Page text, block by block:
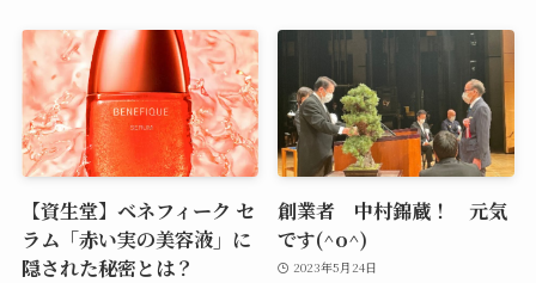
【資生堂】ベネフィーク セ
ラム「赤い実の美容液」に
隠された秘密とは？
創業者 中村錦蔵！ 元気
です(^o^)
2023年5月24日